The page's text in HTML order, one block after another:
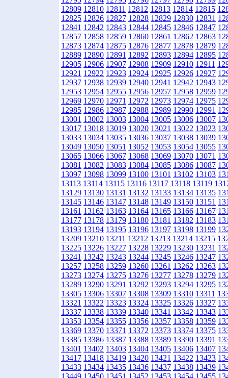
12809 12810 12811 12812 12813 12814 12815
12825 12826 12827 12828 12829 12830 12831
12841 12842 12843 12844 12845 12846 12847
12857 12858 12859 12860 12861 12862 12863
12873 12874 12875 12876 12877 12878 12879
12889 12890 12891 12892 12893 12894 12895
12905 12906 12907 12908 12909 12910 12911
12921 12922 12923 12924 12925 12926 12927
12937 12938 12939 12940 12941 12942 12943
12953 12954 12955 12956 12957 12958 12959
12969 12970 12971 12972 12973 12974 12975
12985 12986 12987 12988 12989 12990 12991
13001 13002 13003 13004 13005 13006 13007
13017 13018 13019 13020 13021 13022 13023
13033 13034 13035 13036 13037 13038 13039
13049 13050 13051 13052 13053 13054 13055
13065 13066 13067 13068 13069 13070 13071
13081 13082 13083 13084 13085 13086 13087
13097 13098 13099 13100 13101 13102 13103
13113 13114 13115 13116 13117 13118 13119
13129 13130 13131 13132 13133 13134 13135
13145 13146 13147 13148 13149 13150 13151
13161 13162 13163 13164 13165 13166 13167
13177 13178 13179 13180 13181 13182 13183
13193 13194 13195 13196 13197 13198 13199
13209 13210 13211 13212 13213 13214 13215
13225 13226 13227 13228 13229 13230 13231
13241 13242 13243 13244 13245 13246 13247
13257 13258 13259 13260 13261 13262 13263
13273 13274 13275 13276 13277 13278 13279
13289 13290 13291 13292 13293 13294 13295
13305 13306 13307 13308 13309 13310 13311
13321 13322 13323 13324 13325 13326 13327
13337 13338 13339 13340 13341 13342 13343
13353 13354 13355 13356 13357 13358 13359
13369 13370 13371 13372 13373 13374 13375
13385 13386 13387 13388 13389 13390 13391
13401 13402 13403 13404 13405 13406 13407
13417 13418 13419 13420 13421 13422 13423
13433 13434 13435 13436 13437 13438 13439
13449 13450 13451 13452 13453 13454 13455